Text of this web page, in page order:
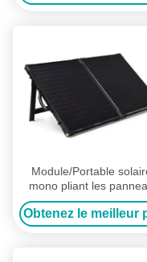
cheminement solaire
Module/Portable
mono pliant les
solaires pour camper
watts
Obtenez le meilleur